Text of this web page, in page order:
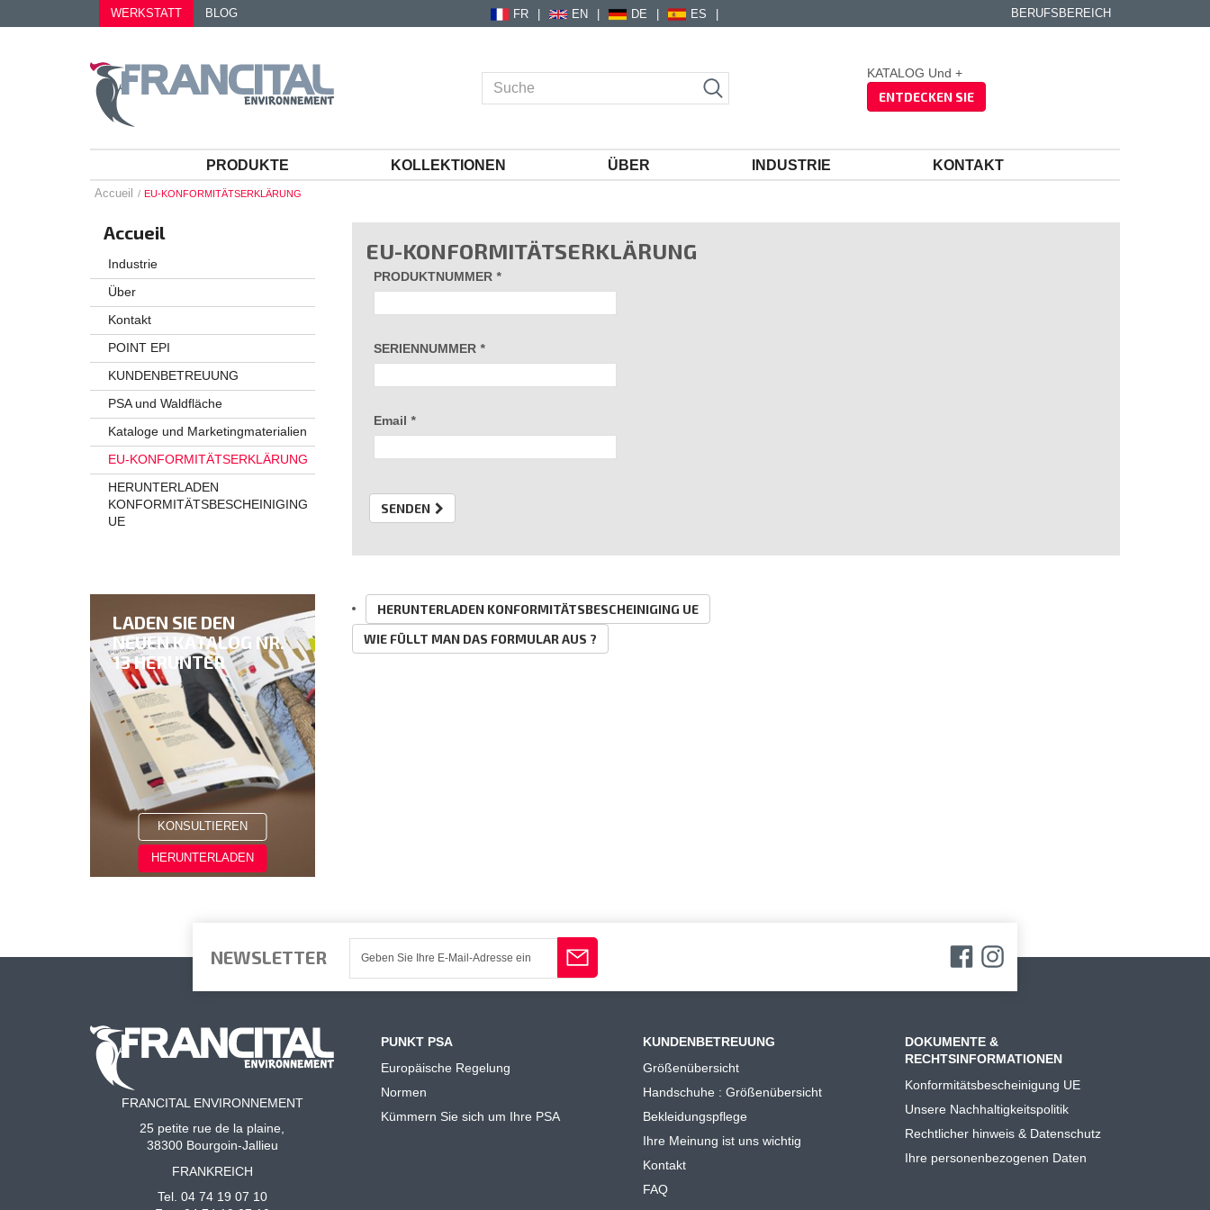
WERKSTATT BLOG FR EN DE ES BERUFSBEREICH
KATALOG Und +
ENTDECKEN SIE
PRODUKTE KOLLEKTIONEN ÜBER INDUSTRIE KONTAKT
Accueil EU-KONFORMITÄTSERKLÄRUNG
Accueil
Industrie
Über
Kontakt
POINT EPI
KUNDENBETREUUNG
PSA und Waldfläche
Kataloge und Marketingmaterialien
EU-KONFORMITÄTSERKLÄRUNG
HERUNTERLADEN
KONFORMITÄTSBESCHEINIGING
UE
LADEN SIE DEN
NEUEN KATALOG NR.
13 HERUNTER
KONSULTIEREN
HERUNTERLADEN
EU-KONFORMITÄTSERKLÄRUNG
PRODUKTNUMMER *
SERIENNUMMER *
Email *
SENDEN
HERUNTERLADEN KONFORMITÄTSBESCHEINIGING UE
WIE FÜLLT MAN DAS FORMULAR AUS ?
NEWSLETTER
FRANCITAL ENVIRONNEMENT
25 petite rue de la plaine,
38300 Bourgoin-Jallieu
FRANKREICH
Tel. 04 74 19 07 10
PUNKT PSA
Europäische Regelung
Normen
Kümmern Sie sich um Ihre PSA
KUNDENBETREUUNG
Größenübersicht
Handschuhe : Größenübersicht
Bekleidungspflege
Ihre Meinung ist uns wichtig
Kontakt
FAQ
DOKUMENTE &
RECHTSINFORMATIONEN
Konformitätsbescheinigung UE
Unsere Nachhaltigkeitspolitik
Rechtlicher hinweis & Datenschutz
Ihre personenbezogenen Daten